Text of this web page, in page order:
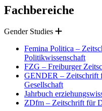
Fachbereiche
Gender Studies
Femina Politica –
Politikwissenschaft
FZG – Freiburger
GENDER – Zeitschrift
Gesellschaft
Jahrbuch
ZDfm – Zeitschrift für